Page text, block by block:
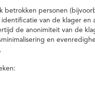
betrokken personen
van de klager
de anonimiteit van de
en